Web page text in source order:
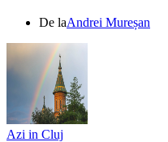
De laAndrei Mureșan
Azi in Cluj